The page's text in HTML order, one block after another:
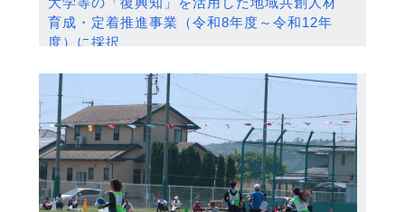
育成・定着推進事業（令和8年度～令和12年
度）に採択